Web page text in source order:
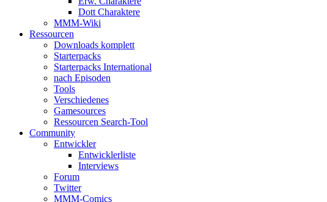
Dott Charaktere
MMM-Wiki
Ressourcen
Downloads komplett
Starterpacks
Starterpacks International
nach Episoden
Tools
Verschiedenes
Gamesources
Ressourcen Search-Tool
Community
Entwickler
Entwicklerliste
Interviews
Forum
Twitter
MMM-Comics